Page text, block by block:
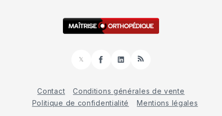
𝕏
FacebookLinkedInRSS
Contact
Conditions générales de vente
Politique de confidentialité
Mentions légales